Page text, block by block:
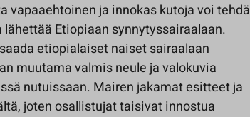
vapaaehtoinen ja innokas kutoja voi tehdä
Etiopiaan synnytyssairaalaan.
etiopialaiset naiset sairaalaan
muutama valmis neule ja valokuvia
nutuissaan. Mairen jakamat esitteet ja
joten osallistujat taisivat innostua